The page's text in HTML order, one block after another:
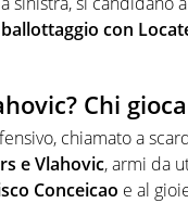
con
Chi
chiamato a
e Vlahovic, armi da
Conceicao e al